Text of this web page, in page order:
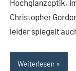
Hochglanzoptik.
Christopher
leider spiegelt
Weiterlesen